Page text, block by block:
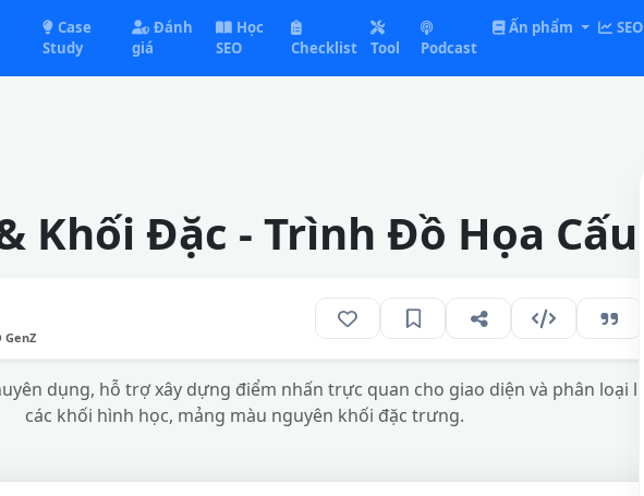
Case
Study
Đánh
giá
Học
SEO
Checklist Tool Podcast
Ấn phẩm
Khối Đặc - Trình Đồ Họa Cấu
dụng, hỗ trợ xây dựng điểm nhấn trực quan cho giao diện và phân loại
các khối hình học, mảng màu nguyên khối đặc trưng.